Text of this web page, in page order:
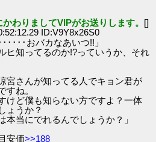
わりましてVIPがお送りします。 []
ID:V9Y8x26S0
････おバカなあいつ!!」
ヒ知ってるのか!?っていうか、それ
宮さんが知ってる人でキョン君が
すね。
僕も知らない方ですよ？一体
ょうか？
にでれるんでしょうか？」
安価>>188